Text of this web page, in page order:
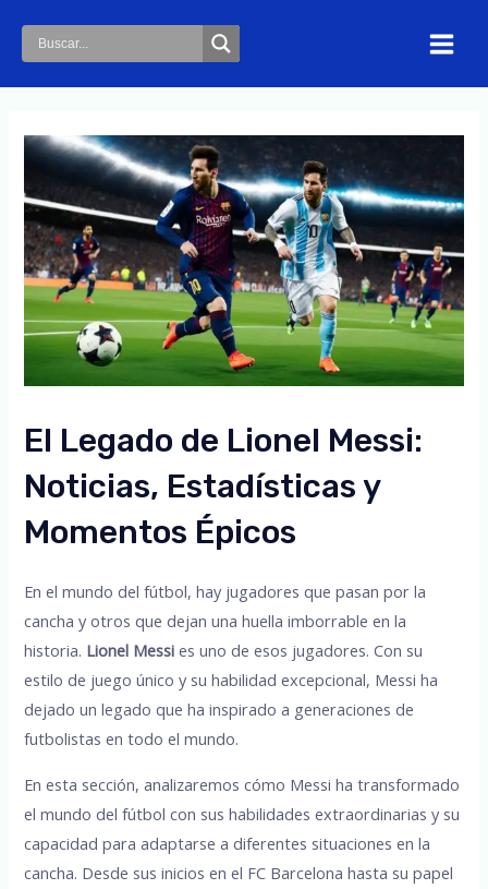
Main
El Legado de Lionel Messi:
Noticias, Estadísticas y
Momentos Épicos
En el mundo del fútbol, hay jugadores que pasan por la
cancha y otros que dejan una huella imborrable en la
historia. Lionel Messi es uno de esos jugadores. Con su
estilo de juego único y su habilidad excepcional, Messi ha
dejado un legado que ha inspirado a generaciones de
futbolistas en todo el mundo.
En esta sección, analizaremos cómo Messi ha transformado
el mundo del fútbol con sus habilidades extraordinarias y su
capacidad para adaptarse a diferentes situaciones en la
cancha. Desde sus inicios en el FC Barcelona hasta su papel